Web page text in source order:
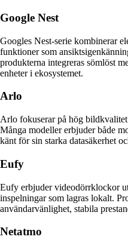
Google Nest
Googles Nest-serie kombinerar
funktioner som
produkterna integreras sömlöst
enheter i ekosystemet.
Arlo
Arlo fokuserar på hög
Många modeller erbjuder både
känt för sin starka datasäkerhet
Eufy
Eufy erbjuder videodörrklockor
inspelningar som lagras lokalt.
användarvänlighet, stabila
Netatmo